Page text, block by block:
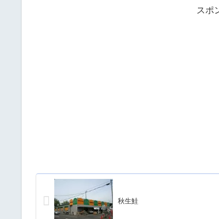
スポ
秋生鮭